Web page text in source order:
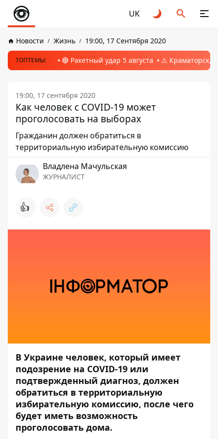
UK
Новости Жизнь 19:00, 17 Сентября 2020
ТОПТЕМЫ: 🔴 Ракетный удар 5 августа ⚠️ Краматорск,
19:00, 17 сентября 2020
Как человек с COVID-19 может
проголосовать на выборах
Гражданин должен обратиться в
территориальную избирательную комиссию
Владлена Мачульская
ЖУРНАЛИСТ
👍
В Украине человек, который имеет
подозрение на COVID-19 или
подтвержденный диагноз, должен
обратиться в территориальную
избирательную комиссию, после чего
будет иметь возможность
проголосовать дома.